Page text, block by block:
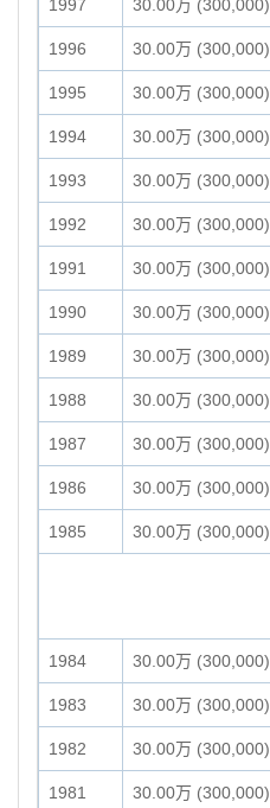
1997 30.00万 (300,000)
1996 30.00万 (300,000)
1995 30.00万 (300,000)
1994 30.00万 (300,000)
1993 30.00万 (300,000)
1992 30.00万 (300,000)
1991 30.00万 (300,000)
1990 30.00万 (300,000)
1989 30.00万 (300,000)
1988 30.00万 (300,000)
1987 30.00万 (300,000)
1986 30.00万 (300,000)
1985 30.00万 (300,000)
1984 30.00万 (300,000)
1983 30.00万 (300,000)
1982 30.00万 (300,000)
1981 30.00万 (300,000)